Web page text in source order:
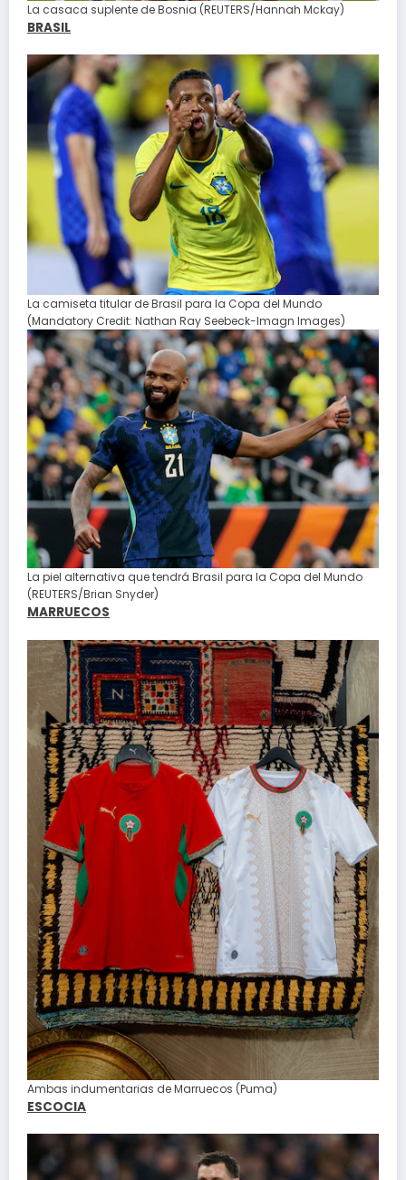
La casaca suplente de Bosnia (REUTERS/Hannah Mckay)
BRASIL
La camiseta titular de Brasil para la Copa del Mundo
(Mandatory Credit: Nathan Ray Seebeck-Imagn Images)
La piel alternativa que tendrá Brasil para la Copa del Mundo
(REUTERS/Brian Snyder)
MARRUECOS
Ambas indumentarias de Marruecos (Puma)
ESCOCIA